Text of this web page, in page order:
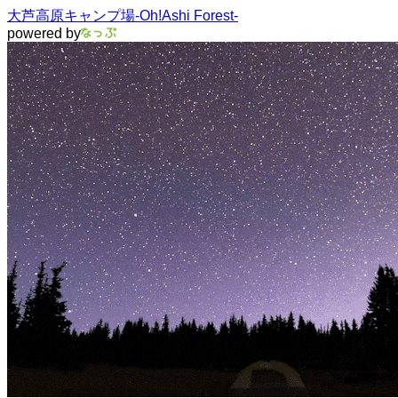
大芦高原キャンプ場-Oh!Ashi Forest-
powered by